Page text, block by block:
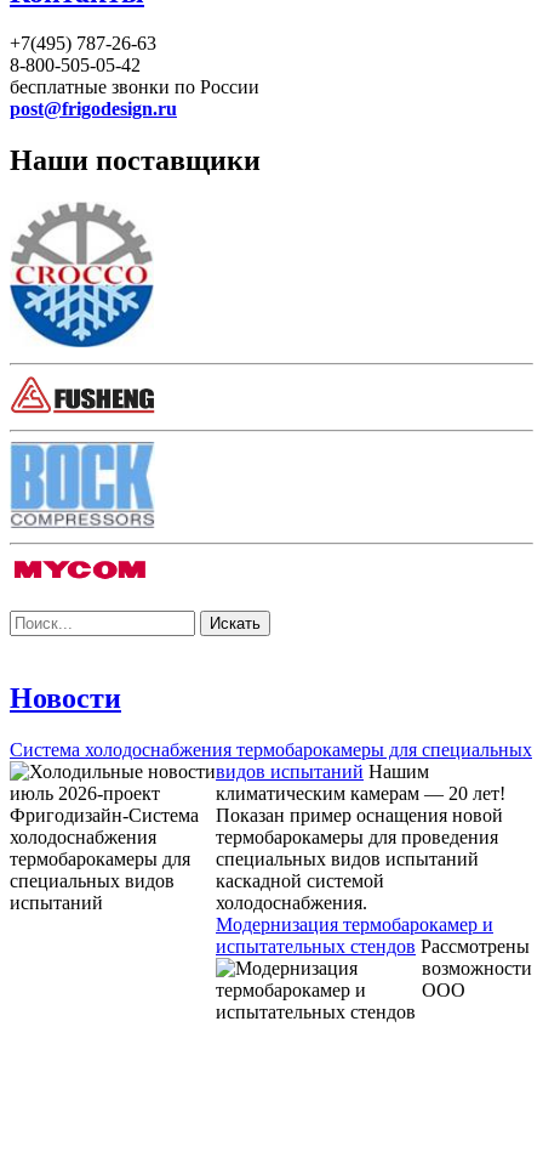
+7(495) 787-26-63
8-800-505-05-42
бесплатные звонки по России
post@frigodesign.ru
Наши поставщики
Новости
Система холодоснабжения термобарокамеры для специальных
видов испытаний Нашим
климатическим камерам — 20 лет!
Показан пример оснащения новой
термобарокамеры для проведения
специальных видов испытаний
каскадной системой
холодоснабжения.
Модернизация термобарокамер и
испытательных стендов Рассмотрены
возможности
ООО